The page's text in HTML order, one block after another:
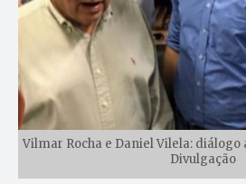
Vilmar Rocha e Daniel Vilela: diálogo
Divulgação